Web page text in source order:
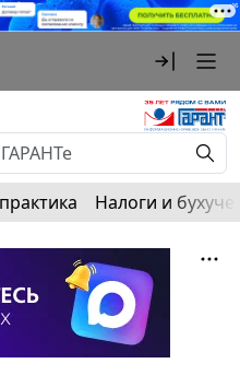
Налоги и